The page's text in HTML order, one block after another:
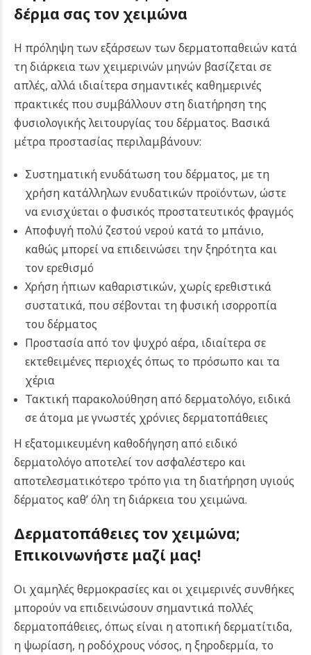
δέρμα σας τον χειμώνα
Η πρόληψη των εξάρσεων των δερματοπαθειών κατά
τη διάρκεια των χειμερινών μηνών βασίζεται σε
απλές, αλλά ιδιαίτερα σημαντικές καθημερινές
πρακτικές που συμβάλλουν στη διατήρηση της
φυσιολογικής λειτουργίας του δέρματος. Βασικά
μέτρα προστασίας περιλαμβάνουν:
Συστηματική ενυδάτωση του δέρματος, με τη
χρήση κατάλληλων ενυδατικών προϊόντων, ώστε
να ενισχύεται ο φυσικός προστατευτικός φραγμός
Αποφυγή πολύ ζεστού νερού κατά το μπάνιο,
καθώς μπορεί να επιδεινώσει την ξηρότητα και
τον ερεθισμό
Χρήση ήπιων καθαριστικών, χωρίς ερεθιστικά
συστατικά, που σέβονται τη φυσική ισορροπία
του δέρματος
Προστασία από τον ψυχρό αέρα, ιδιαίτερα σε
εκτεθειμένες περιοχές όπως το πρόσωπο και τα
χέρια
Τακτική παρακολούθηση από δερματολόγο, ειδικά
σε άτομα με γνωστές χρόνιες δερματοπάθειες
Η εξατομικευμένη καθοδήγηση από ειδικό
δερματολόγο αποτελεί τον ασφαλέστερο και
αποτελεσματικότερο τρόπο για τη διατήρηση υγιούς
δέρματος καθ’ όλη τη διάρκεια του χειμώνα.
Δερματοπάθειες τον χειμώνα;
Επικοινωνήστε μαζί μας!
Οι χαμηλές θερμοκρασίες και οι χειμερινές συνθήκες
μπορούν να επιδεινώσουν σημαντικά πολλές
δερματοπάθειες, όπως είναι η ατοπική δερματίτιδα,
η ψωρίαση, η ροδόχρους νόσος, η ξηροδερμία, το